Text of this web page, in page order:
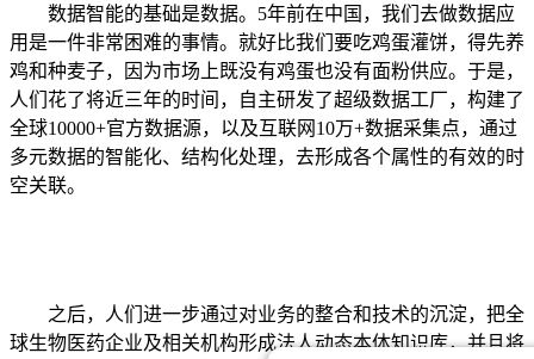
数据智能的基础是数据。5年前在中国，我们去做数据应
用是一件非常困难的事情。就好比我们要吃鸡蛋灌饼，得先养
鸡和种麦子，因为市场上既没有鸡蛋也没有面粉供应。于是，
人们花了将近三年的时间，自主研发了超级数据工厂，构建了
全球10000+官方数据源，以及互联网10万+数据采集点，通过
多元数据的智能化、结构化处理，去形成各个属性的有效的时
空关联。
之后，人们进一步通过对业务的整合和技术的沉淀，把全
球生物医药企业及相关机构形成法人动态本体知识库，并且将